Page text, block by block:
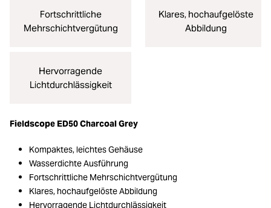
Fortschrittliche
Mehrschichtvergütung
Klares, hochaufgelöste
Abbildung
Hervorragende
Lichtdurchlässigkeit
Fieldscope ED50 Charcoal Grey
Kompaktes, leichtes Gehäuse
Wasserdichte Ausführung
Fortschrittliche Mehrschichtvergütung
Klares, hochaufgelöste Abbildung
Hervorragende Lichtdurchlässigkeit